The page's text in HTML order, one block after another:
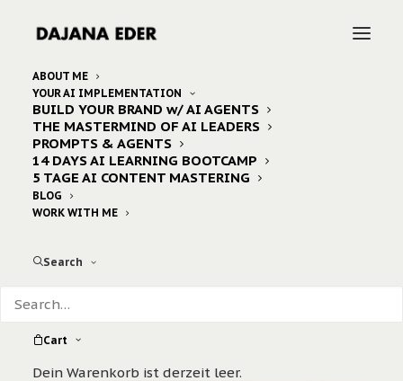
ABOUT ME
YOUR AI IMPLEMENTATION
BUILD YOUR BRAND w/ AI AGENTS
THE MASTERMIND OF AI LEADERS
PROMPTS & AGENTS
14 DAYS AI LEARNING BOOTCAMP
5 TAGE AI CONTENT MASTERING
BLOG
WORK WITH ME
Search
Cart
Dein Warenkorb ist derzeit leer.
Home Posts Tagged "nina rindt"